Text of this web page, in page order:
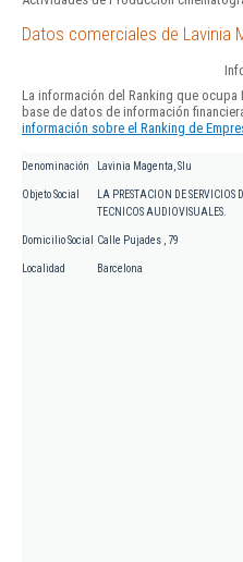
Datos comerciales de Lavinia
La información del Ranking que
base de datos de información
información sobre el Ranking de
Denominación Lavinia Magenta, Slu
Objeto Social
LA PRESTACION DE
TECNICOS AUDIOVISUALES.
Domicilio Social Calle Pujades , 79
Localidad Barcelona